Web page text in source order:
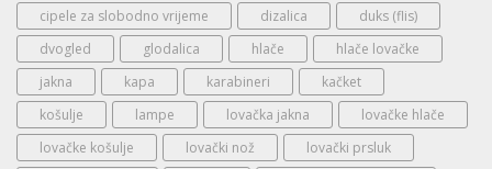
cipele za slobodno vrijeme
dizalica
duks (flis)
dvogled
glodalica hlače
hlače lovačke
jakna
kapa karabineri
kačket
košulje
lampe lovačka jakna
lovačke hlače
lovačke košulje
lovački nož
lovački prsluk